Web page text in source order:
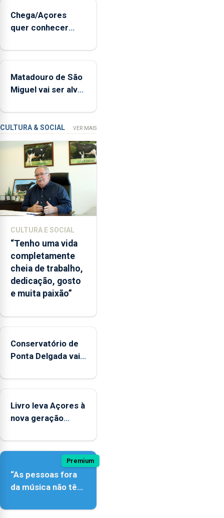
uma
harpa,
permitindo
reforçar
condições
de
ensino
instituição
Chega/Açores
quer conhecer
controlar a dívida
Matadouro de São
Miguel vai ser alvo
CULTURA & SOCIAL VER MAIS
CULTURA E SOCIAL
“Tenho uma vida
completamente
cheia de trabalho,
dedicação, gosto
e muita paixão”
Conservatório de
Ponta Delgada vai
instrumentos
Livro leva Açores à
nova geração
Premium
“As pessoas fora
da música não têm
difícil é produzir